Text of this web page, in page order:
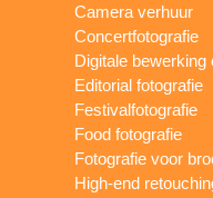
Camera verhuur
Concertfotografie
Digitale bewerking
Editorial fotografie
Festivalfotografie
Food fotografie
Fotografie voor
High-end